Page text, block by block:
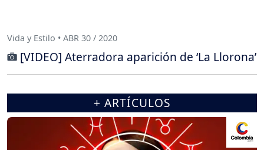
Vida y Estilo • ABR 30 / 2020
[VIDEO] Aterradora aparición de ‘La Llorona’
+ ARTÍCULOS